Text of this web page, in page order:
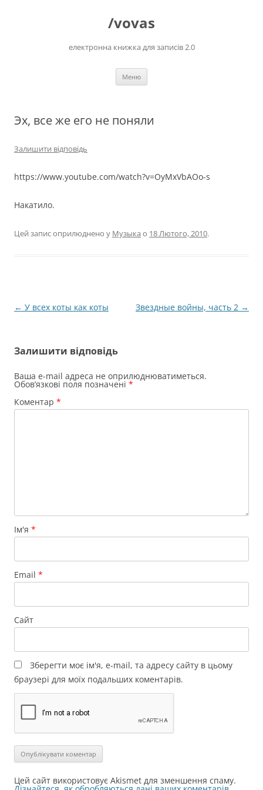
/vovas
електронна книжка для записів 2.0
Меню
Эх, все же его не поняли
Залишити відповідь
https://www.youtube.com/watch?v=OyMxVbAOo-s
Накатило.
Цей запис оприлюднено у Музыка о 18 Лютого, 2010.
Навігація
← У всех коты как коты Звездные войны, часть 2 →
Залишити відповідь
Ваша e-mail адреса не оприлюднюватиметься.
Обов’язкові поля позначені *
Коментар *
Ім'я *
Email *
Сайт
Зберегти моє ім'я, e-mail, та адресу сайту в цьому
браузері для моїх подальших коментарів.
Цей сайт використовує Akismet для зменшення спаму.